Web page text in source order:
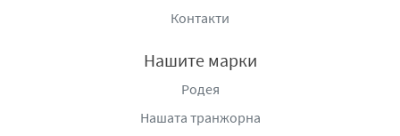
Контакти
Нашите марки
Родея
Нашата транжорна